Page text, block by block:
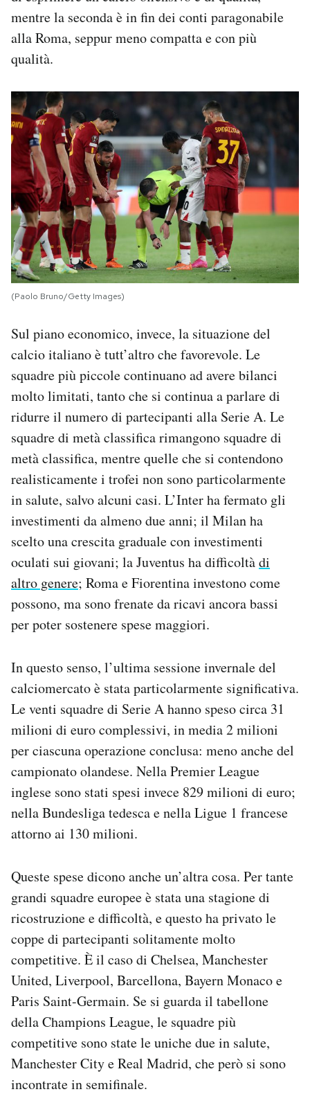
mentre la seconda è in fin dei conti paragonabile
alla Roma, seppur meno compatta e con più
qualità.
(Paolo Bruno/Getty Images)
Sul piano economico, invece, la situazione del
calcio italiano è tutt’altro che favorevole. Le
squadre più piccole continuano ad avere bilanci
molto limitati, tanto che si continua a parlare di
ridurre il numero di partecipanti alla Serie A. Le
squadre di metà classifica rimangono squadre di
metà classifica, mentre quelle che si contendono
realisticamente i trofei non sono particolarmente
in salute, salvo alcuni casi. L’Inter ha fermato gli
investimenti da almeno due anni; il Milan ha
scelto una crescita graduale con investimenti
oculati sui giovani; la Juventus ha difficoltàdi
altro genere; Roma e Fiorentina investono come
possono, ma sono frenate da ricavi ancora bassi
per poter sostenere spese maggiori.
In questo senso, l’ultima sessione invernale del
calciomercato è stata particolarmente significativa.
Le venti squadre di Serie A hanno speso circa 31
milioni di euro complessivi, in media 2 milioni
per ciascuna operazione conclusa: meno anche del
campionato olandese. Nella Premier League
inglese sono stati spesi invece 829 milioni di euro;
nella Bundesliga tedesca e nella Ligue 1 francese
attorno ai 130 milioni.
Queste spese dicono anche un’altra cosa. Per tante
grandi squadre europee è stata una stagione di
ricostruzione e difficoltà, e questo ha privato le
coppe di partecipanti solitamente molto
competitive. È il caso di Chelsea, Manchester
United, Liverpool, Barcellona, Bayern Monaco e
Paris Saint-Germain. Se si guarda il tabellone
della Champions League, le squadre più
competitive sono state le uniche due in salute,
Manchester City e Real Madrid, che però si sono
incontrate in semifinale.